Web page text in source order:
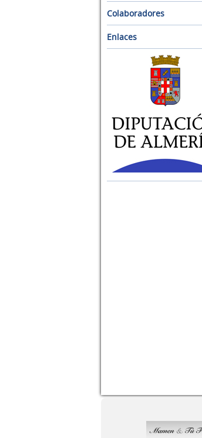
Colaboradores
Enlaces